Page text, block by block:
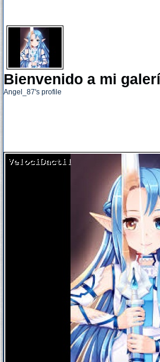
Bienvenido a mi
Angel_87's profile